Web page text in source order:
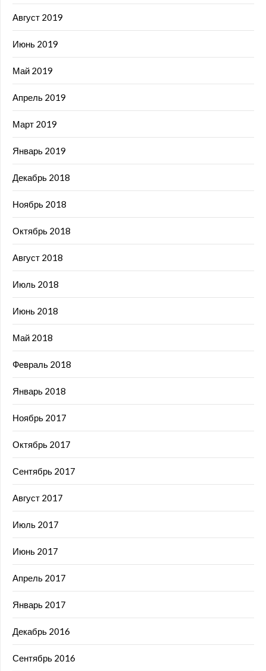
Август 2019
Июнь 2019
Май 2019
Апрель 2019
Март 2019
Январь 2019
Декабрь 2018
Ноябрь 2018
Октябрь 2018
Август 2018
Июль 2018
Июнь 2018
Май 2018
Февраль 2018
Январь 2018
Ноябрь 2017
Октябрь 2017
Сентябрь 2017
Август 2017
Июль 2017
Июнь 2017
Апрель 2017
Январь 2017
Декабрь 2016
Сентябрь 2016